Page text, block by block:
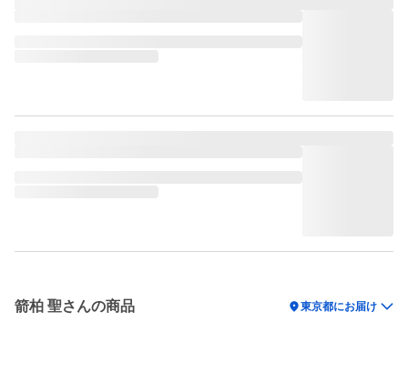
箭柏 聖さんの商品 location_on東京都にお届け